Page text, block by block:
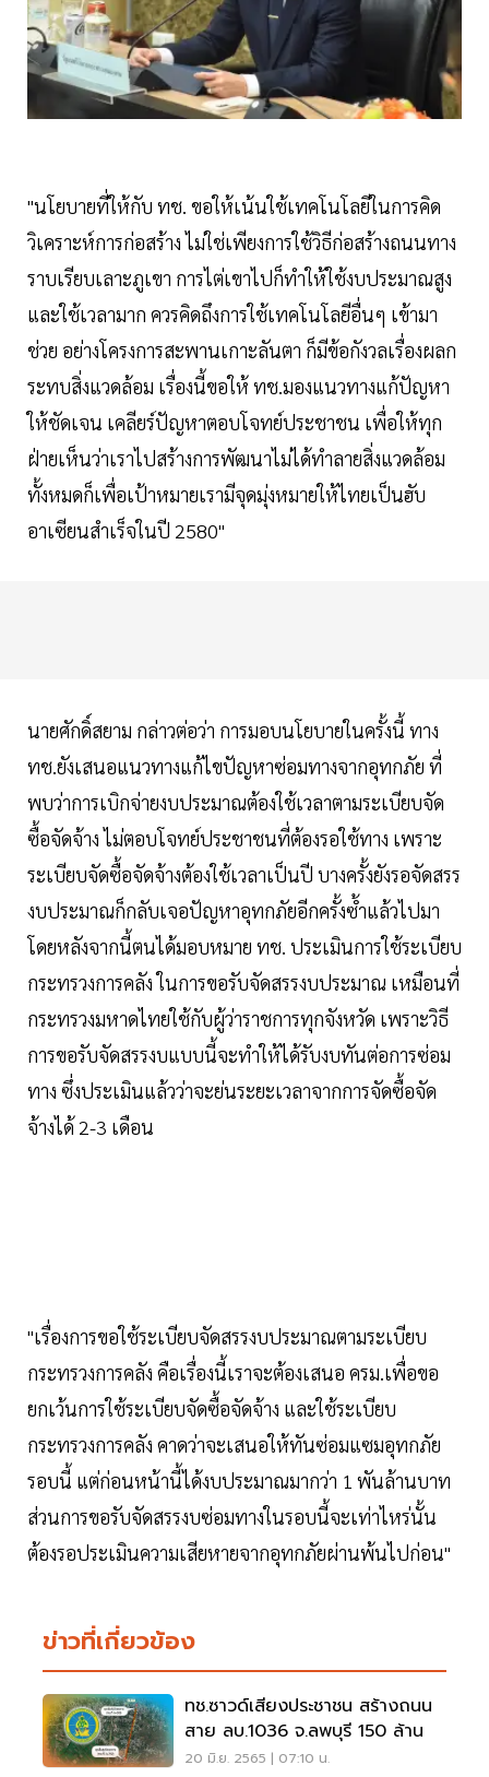
"นโยบายที่ให้กับ ทช. ขอให้เน้นใช้เทคโนโลยีในการคิด
วิเคราะห์การก่อสร้าง ไม่ใช่เพียงการใช้วิธีก่อสร้างถนนทาง
ราบเรียบเลาะภูเขา การไต่เขาไปก็ทำให้ใช้งบประมาณสูง
และใช้เวลามาก ควรคิดถึงการใช้เทคโนโลยีอื่นๆ เข้ามา
ช่วย อย่างโครงการสะพานเกาะลันตา ก็มีข้อกังวลเรื่องผลก
ระทบสิ่งแวดล้อม เรื่องนี้ขอให้ ทช.มองแนวทางแก้ปัญหา
ให้ชัดเจน เคลียร์ปัญหาตอบโจทย์ประชาชน เพื่อให้ทุก
ฝ่ายเห็นว่าเราไปสร้างการพัฒนาไม่ได้ทำลายสิ่งแวดล้อม
ทั้งหมดก็เพื่อเป้าหมายเรามีจุดมุ่งหมายให้ไทยเป็นฮับ
อาเซียนสำเร็จในปี 2580"
นายศักดิ์สยาม กล่าวต่อว่า การมอบนโยบายในครั้งนี้ ทาง
ทช.ยังเสนอแนวทางแก้ไขปัญหาซ่อมทางจากอุทกภัย ที่
พบว่าการเบิกจ่ายงบประมาณต้องใช้เวลาตามระเบียบจัด
ซื้อจัดจ้าง ไม่ตอบโจทย์ประชาชนที่ต้องรอใช้ทาง เพราะ
ระเบียบจัดซื้อจัดจ้างต้องใช้เวลาเป็นปี บางครั้งยังรอจัดสรร
งบประมาณก็กลับเจอปัญหาอุทกภัยอีกครั้งซ้ำแล้วไปมา
โดยหลังจากนี้ตนได้มอบหมาย ทช. ประเมินการใช้ระเบียบ
กระทรวงการคลัง ในการขอรับจัดสรรงบประมาณ เหมือนที่
กระทรวงมหาดไทยใช้กับผู้ว่าราชการทุกจังหวัด เพราะวิธี
การขอรับจัดสรรงบแบบนี้จะทำให้ได้รับงบทันต่อการซ่อม
ทาง ซึ่งประเมินแล้วว่าจะย่นระยะเวลาจากการจัดซื้อจัด
จ้างได้ 2-3 เดือน
"เรื่องการขอใช้ระเบียบจัดสรรงบประมาณตามระเบียบ
กระทรวงการคลัง คือเรื่องนี้เราจะต้องเสนอ ครม.เพื่อขอ
ยกเว้นการใช้ระเบียบจัดซื้อจัดจ้าง และใช้ระเบียบ
กระทรวงการคลัง คาดว่าจะเสนอให้ทันซ่อมแซมอุทกภัย
รอบนี้ แต่ก่อนหน้านี้ได้งบประมาณมากว่า 1 พันล้านบาท
ส่วนการขอรับจัดสรรงบซ่อมทางในรอบนี้จะเท่าไหร่นั้น
ต้องรอประเมินความเสียหายจากอุทกภัยผ่านพ้นไปก่อน"
ข่าวที่เกี่ยวข้อง
ทช.ซาวด์เสียงประชาชน สร้างถนน
สาย ลบ.1036 จ.ลพบุรี 150 ล้าน
20 มิ.ย. 2565 | 07:10 น.